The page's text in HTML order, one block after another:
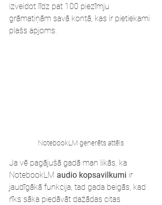
izveidot līdz pat 100 piezīmju
grāmatiņām savā kontā, kas ir pietiekami
plašs apjoms.
NotebookLM ģenerēts attēls
Ja vē pagājušā gadā man likās, ka
NotebookLM audio kopsavilkumi ir
jaudīgākā funkcija, tad gada beigās, kad
rīks sāka piedāvāt dažādas citas